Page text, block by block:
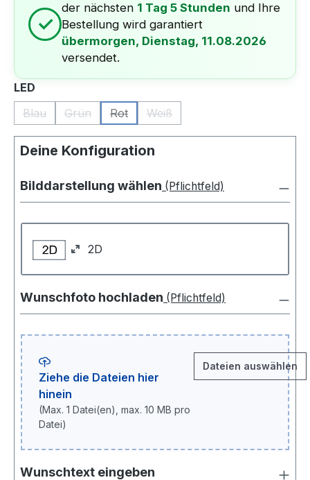
✓
der nächsten 1 Tag 5 Stunden und Ihre
Bestellung wird garantiert
übermorgen, Dienstag, 11.08.2026
versendet.
LED
Blau
(Diese Option ist zurzeit nicht verfügbar.)
Grün
(Diese Option ist zurzeit nicht verfügbar.)
Rot
(Diese Option ist zurzeit nicht verfügbar.)
Weiß
(Diese Option ist zurzeit nicht
Deine Konfiguration
Bilddarstellung wählen (Pflichtfeld)
2D
Wunschfoto hochladen (Pflichtfeld)
Ziehe die Dateien hier
hinein
(Max. 1 Datei(en), max. 10 MB pro
Datei)
Dateien auswählen
Wunschtext eingeben